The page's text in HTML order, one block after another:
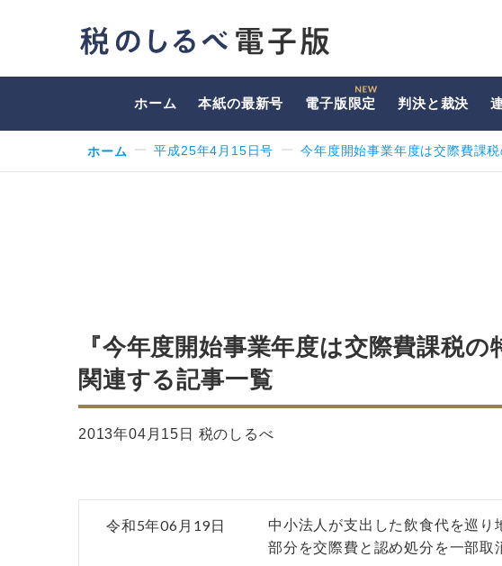
ホーム 本紙の最新号 電子版限定 判決と裁決
ホーム 平成25年4月15日号 今年度開始事業年度は交際費課
『今年度開始事業年度は交際費課税
関連する記事一覧
2013年04月15日 税のしるべ
令和5年06月19日
中小法人が支出した飲食代を巡り
部分を交際費と認め処分を一部取